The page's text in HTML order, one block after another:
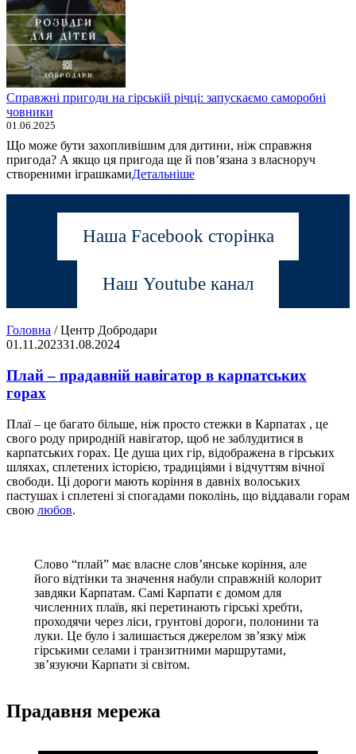
Справжні пригоди на гірській річці: запускаємо саморобні
човники
01.06.2025
Що може бути захопливішим для дитини, ніж справжня
пригода? А якщо ця пригода ще й пов’язана з власноруч
створеними іграшкамиДетальніше
Наша Facebook сторінка
Наш Youtube канал
Головна / Центр Добродари
01.11.202331.08.2024
Плай – прадавній навігатор в карпатських
горах
Плаї – це багато більше, ніж просто стежки в Карпатах , це
свого роду природній навігатор, щоб не заблудитися в
карпатських горах. Це душа цих гір, відображена в гірських
шляхах, сплетених історією, традиціями і відчуттям вічної
свободи. Ці дороги мають коріння в давніх волоських
пастушах і сплетені зі спогадами поколінь, що віддавали горам
свою любов.
Слово “плай” має власне слов’янське коріння, але
його відтінки та значення набули справжній колорит
завдяки Карпатам. Самі Карпати є домом для
численних плаїв, які перетинають гірські хребти,
проходячи через ліси, грунтові дороги, полонини та
луки. Це було і залишається джерелом зв’язку між
гірськими селами і транзитними маршрутами,
зв’язуючи Карпати зі світом.
Прадавня мережа